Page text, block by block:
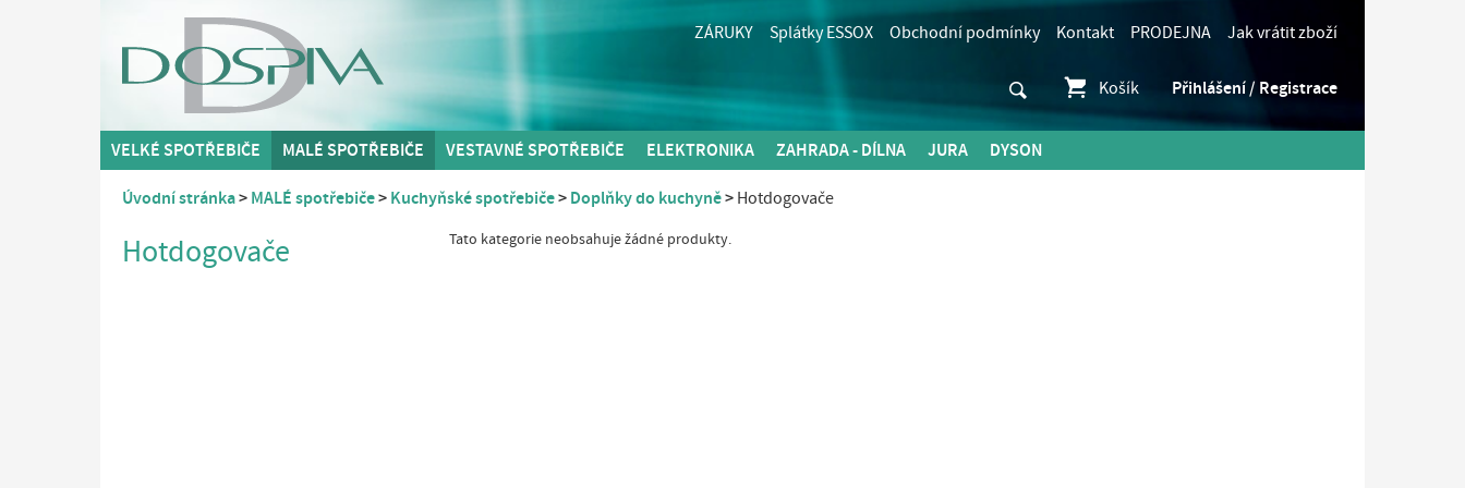
ZÁRUKY Splátky ESSOX Obchodní podmínky Kontakt PRODEJNA Jak vrátit zboží
Košík Přihlášení / Registrace
VELKÉ SPOTŘEBIČE MALÉ SPOTŘEBIČE VESTAVNÉ SPOTŘEBIČE ELEKTRONIKA ZAHRADA - DÍLNA JURA DYSON
Úvodní stránka MALÉ spotřebiče Kuchyňské spotřebiče Doplňky do kuchyně Hotdogovače
Hotdogovače Tato kategorie neobsahuje žádné produkty.